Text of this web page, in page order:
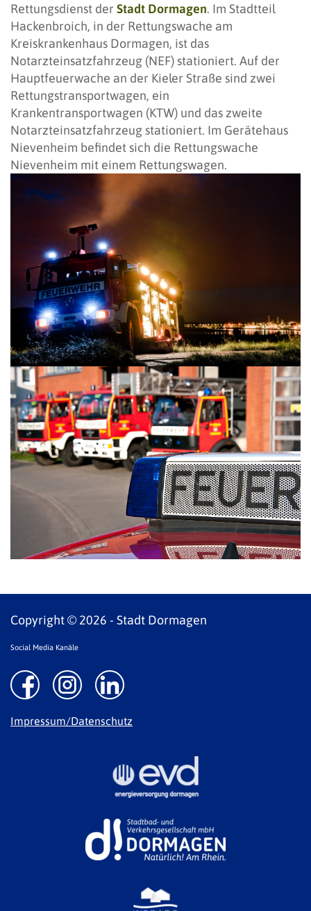
Rettungsdienst der Stadt Dormagen. Im Stadtteil
Hackenbroich, in der Rettungswache am
Kreiskrankenhaus Dormagen, ist das
Notarzteinsatzfahrzeug (NEF) stationiert. Auf der
Hauptfeuerwache an der Kieler Straße sind zwei
Rettungstransportwagen, ein
Krankentransportwagen (KTW) und das zweite
Notarzteinsatzfahrzeug stationiert. Im Gerätehaus
Nievenheim befindet sich die Rettungswache
Nievenheim mit einem Rettungswagen.
Copyright © 2026 - Stadt Dormagen
Social Media Kanäle
Impressum/Datenschutz